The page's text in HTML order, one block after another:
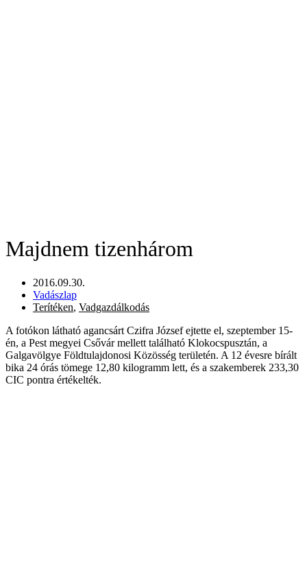
Majdnem tizenhárom
2016.09.30.
Vadászlap
Terítéken, Vadgazdálkodás
A fotókon látható agancsárt Czifra József ejtette el, szeptember 15-
én, a Pest megyei Csővár mellett található Klokocspusztán, a
Galgavölgye Földtulajdonosi Közösség területén. A 12 évesre bírált
bika 24 órás tömege 12,80 kilogramm lett, és a szakemberek 233,30
CIC pontra értékelték.